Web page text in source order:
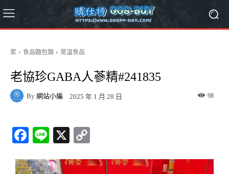
家 食品麵包類 常溫食品
老協珍GABA人蔘精#241835
By 網站小編 2025 年 1 月 28 日 98
Fa
bo
Li
X
y